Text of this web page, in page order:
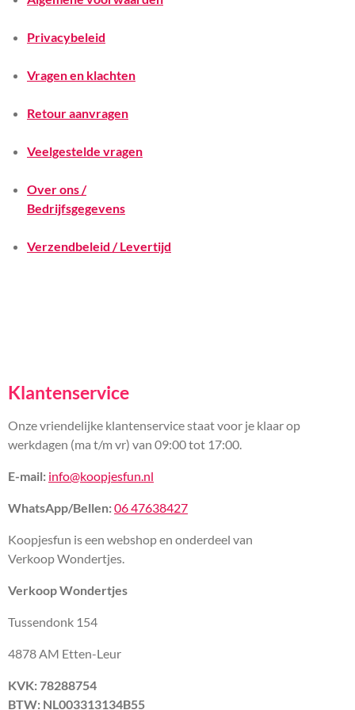
Privacybeleid
Vragen en klachten
Retour aanvragen
Veelgestelde vragen
Over ons /
Bedrijfsgegevens
Verzendbeleid / Levertijd
Klantenservice
Onze vriendelijke klantenservice staat voor je klaar op
werkdagen (ma t/m vr) van 09:00 tot 17:00.
E-mail: info@koopjesfun.nl
WhatsApp/Bellen:06 47638427
Koopjesfun is een webshop en onderdeel van
Verkoop Wondertjes.
Verkoop Wondertjes
Tussendonk 154
4878 AM Etten-Leur
KVK: 78288754
BTW: NL003313134B55